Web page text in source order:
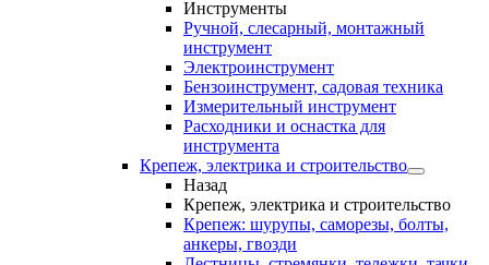
Инструменты
Ручной, слесарный, монтажный
инструмент
Электроинструмент
Бензоинструмент, садовая техника
Измерительный инструмент
Расходники и оснастка для
инструмента
Крепеж, электрика и строительство
Назад
Крепеж, электрика и строительство
Крепеж: шурупы, саморезы, болты,
анкеры, гвозди